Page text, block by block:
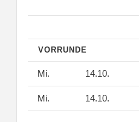
VORRUNDE
Mi. 14.10.
Mi. 14.10.